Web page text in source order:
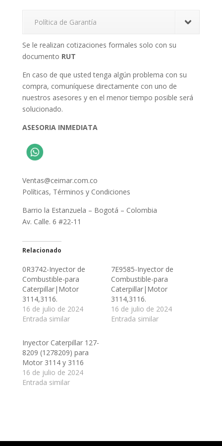
Política de Garantía
Se le realizan cotizaciones formales solo con su
documento RUT
En caso de que usted tenga algún problema con su
compra, comuníquese directamente con uno de
nuestros asesores y en el menor tiempo posible será
solucionado.
ASESORIA INMEDIATA
Ventas@ceimar.com.co
Políticas, Términos y Condiciones
Barrio la Estanzuela – Bogotá – Colombia
Av. Calle. 6 #22-11
Relacionado
0R3742-Inyector de
Combustible-para
Caterpillar|Motor
3114,3116.
16 de julio de 2024
Entrada similar
7E9585-Inyector de
Combustible-para
Caterpillar|Motor
3114,3116.
16 de julio de 2024
Entrada similar
Inyector Caterpillar 127-
8209 (1278209) para
Motor 3114 y 3116
16 de julio de 2024
Entrada similar